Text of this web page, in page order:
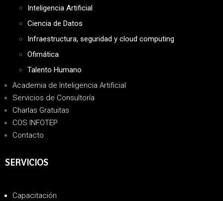
Inteligencia Artificial
Ciencia de Datos
Infraestructura, seguridad y cloud computing
Ofimática
Talento Humano
Academia de Inteligencia Artificial
Servicios de Consultoría
Charlas Gratuitas
COS INFOTEP
Contacto
SERVICIOS
Capacitación